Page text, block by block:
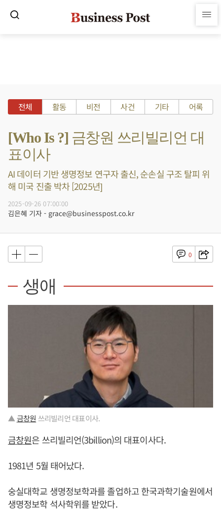
전체 활동 비전 사건 기타 어록
[Who Is ?] 금창원 쓰리빌리언 대
표이사
AI 데이터 기반 생명정보 연구자 출신, 순손실 구조 탈피 위
해 미국 진출 박차 [2025년]
2025-09-26 07:00:00
김은혜 기자 - grace@businesspost.co.kr
0
생애
▲금창원 쓰리빌리언 대표이사.
금창원은 쓰리빌리언(3billion)의 대표이사다.
1981년 5월 태어났다.
숭실대학교 생명정보학과를 졸업하고 한국과학기술원에서
생명정보학 석사학위를 받았다.